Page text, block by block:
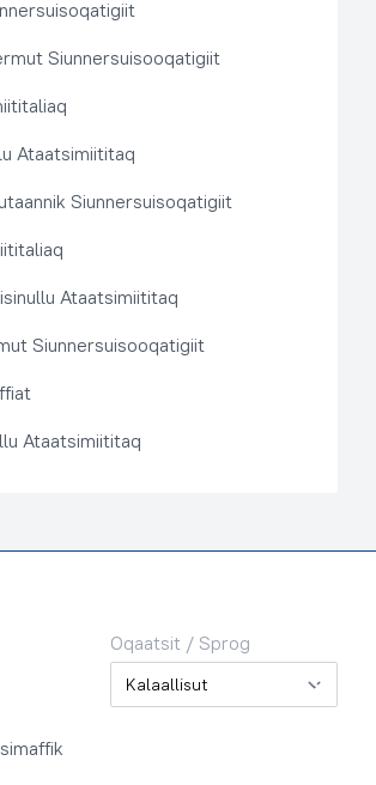
Siunnersuisooqatigiit
Ataatsimiititaq
Siunnersuisoqatigiit
Ataatsimiititaq
Siunnersuisooqatigiit
Ataatsimiititaq
Oqaatsit / Sprog
Oqaatsit / Sprog